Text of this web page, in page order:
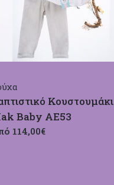
Κουστουμάκι
Baby ΑΕ53
114,00€